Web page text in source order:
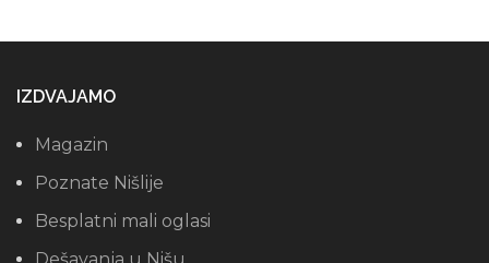
IZDVAJAMO
Magazin
Poznate Nišlije
Besplatni mali oglasi